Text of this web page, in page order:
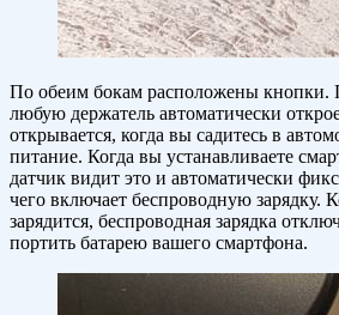
По обеим бокам расположены кнопки.
любую держатель автоматически
открывается, когда вы садитесь в
питание. Когда вы устанавливаете
датчик видит это и автоматически
чего включает беспроводную зарядку.
зарядится, беспроводная зарядка
портить батарею вашего смартфона.